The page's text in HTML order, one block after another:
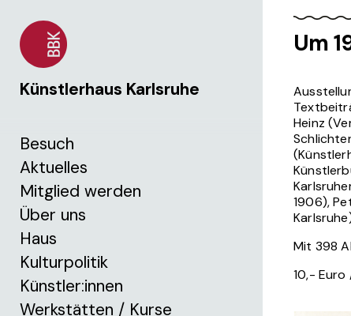
Künstlerhaus Karlsruhe
Besuch
Aktuelles
Mitglied werden
Über uns
Haus
Kulturpolitik
Künstler:innen
Werkstätten / Kurse
Um
Heinz
1906),
Mit 398
10,-